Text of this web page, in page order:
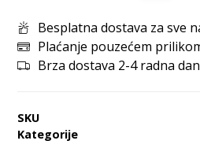
Besplatna dostava za sve
Plaćanje pouzećem
Brza dostava 2-4 radna
SKU
Kategorije